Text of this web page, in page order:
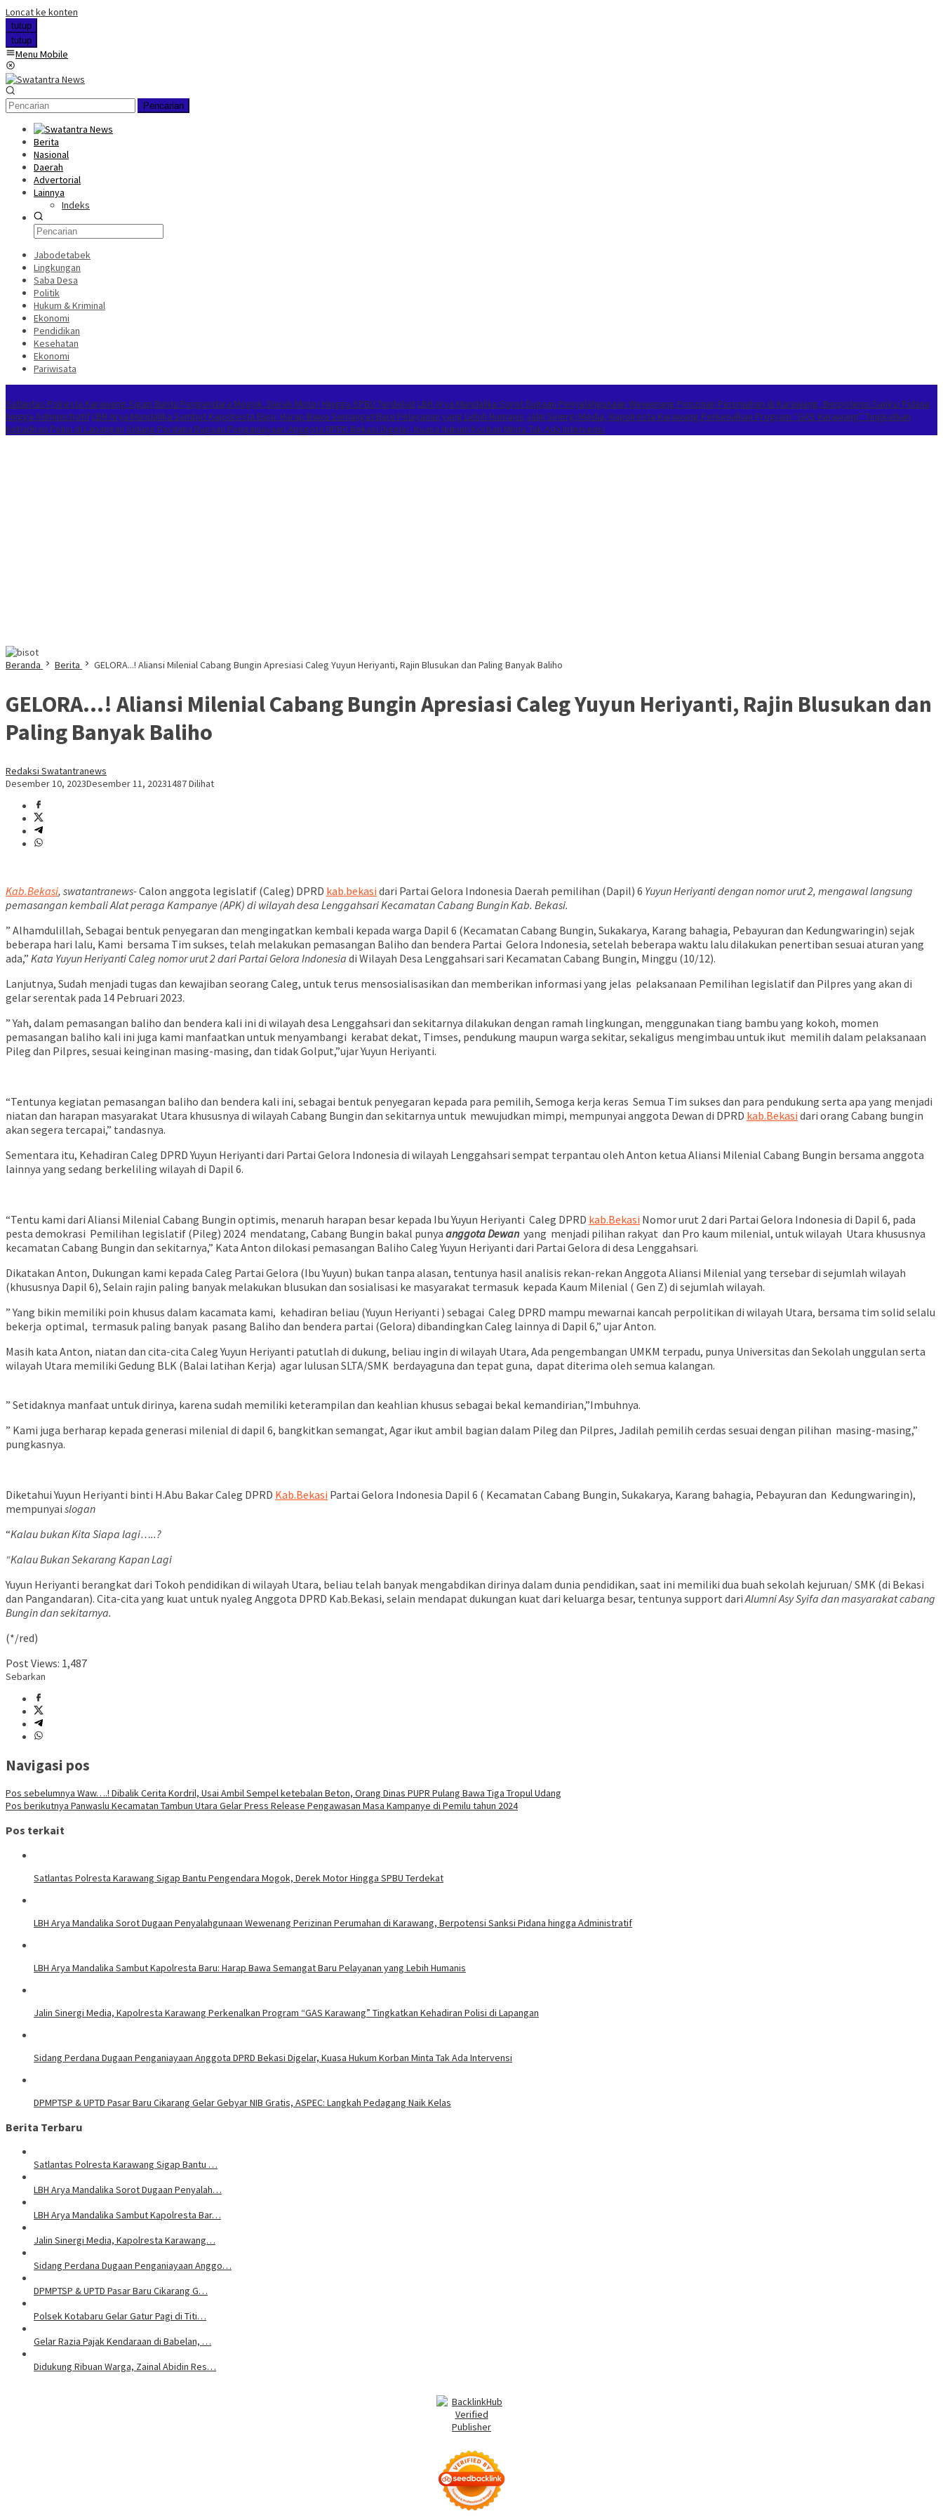
Loncat ke konten
tutup
tutup
Menu Mobile
Pencarian
Berita
Nasional
Daerah
Advertorial
Lainnya
Indeks
Jabodetabek
Lingkungan
Saba Desa
Politik
Hukum & Kriminal
Ekonomi
Pendidikan
Kesehatan
Ekonomi
Pariwisata
Satlantas Polresta Karawang Sigap Bantu Pengendara Mogok, Derek Motor Hingga SPBU Terdekat LBH Arya Mandalika Sorot Dugaan Penyalahgunaan Wewenang Perizinan Perumahan di Karawang, Berpotensi Sanksi Pidana
hingga Administratif LBH Arya Mandalika Sambut Kapolresta Baru: Harap Bawa Semangat Baru Pelayanan yang Lebih Humanis Jalin Sinergi Media, Kapolresta Karawang Perkenalkan Program “GAS Karawang” Tingkatkan
Kehadiran Polisi di Lapangan Sidang Perdana Dugaan Penganiayaan Anggota DPRD Bekasi Digelar, Kuasa Hukum Korban Minta Tak Ada Intervensi
Beranda Berita GELORA...! Aliansi Milenial Cabang Bungin Apresiasi Caleg Yuyun Heriyanti, Rajin Blusukan dan Paling Banyak Baliho
GELORA…! Aliansi Milenial Cabang Bungin Apresiasi Caleg Yuyun Heriyanti, Rajin Blusukan dan
Paling Banyak Baliho
Redaksi Swatantranews
Desember 10, 2023Desember 11, 20231487 Dilihat
Kab.Bekasi, swatantranews-Calon anggota legislatif (Caleg) DPRD kab.bekasi dari Partai Gelora Indonesia Daerah pemilihan (Dapil) 6 Yuyun Heriyantidengan nomor urut 2, mengawal langsung
pemasangan kembali Alat peraga Kampanye (APK) di wilayah desa Lenggahsari Kecamatan Cabang Bungin Kab. Bekasi.
” Alhamdulillah, Sebagai bentuk penyegaran dan mengingatkan kembali kepada warga Dapil 6 (Kecamatan Cabang Bungin, Sukakarya, Karang bahagia, Pebayuran dan Kedungwaringin) sejak
beberapa hari lalu, Kami bersama Tim sukses, telah melakukan pemasangan Baliho dan bendera Partai Gelora Indonesia, setelah beberapa waktu lalu dilakukan penertiban sesuai aturan yang
ada,” Kata Yuyun Heriyanti Caleg nomor urut 2 dari Partai Gelora Indonesia di Wilayah Desa Lenggahsari sari Kecamatan Cabang Bungin, Minggu (10/12).
Lanjutnya, Sudah menjadi tugas dan kewajiban seorang Caleg, untuk terus mensosialisasikan dan memberikan informasi yang jelas pelaksanaan Pemilihan legislatif dan Pilpres yang akan di
gelar serentak pada 14 Pebruari 2023.
” Yah, dalam pemasangan baliho dan bendera kali ini di wilayah desa Lenggahsari dan sekitarnya dilakukan dengan ramah lingkungan, menggunakan tiang bambu yang kokoh, momen
pemasangan baliho kali ini juga kami manfaatkan untuk menyambangi kerabat dekat, Timses, pendukung maupun warga sekitar, sekaligus mengimbau untuk ikut memilih dalam pelaksanaan
Pileg dan Pilpres, sesuai keinginan masing-masing, dan tidak Golput,”ujar Yuyun Heriyanti.
“Tentunya kegiatan pemasangan baliho dan bendera kali ini, sebagai bentuk penyegaran kepada para pemilih, Semoga kerja keras Semua Tim sukses dan para pendukung serta apa yang menjadi
niatan dan harapan masyarakat Utara khususnya di wilayah Cabang Bungin dan sekitarnya untuk mewujudkan mimpi, mempunyai anggota Dewan di DPRD kab.Bekasi dari orang Cabang bungin
akan segera tercapai,” tandasnya.
Sementara itu, Kehadiran Caleg DPRD Yuyun Heriyanti dari Partai Gelora Indonesia di wilayah Lenggahsari sempat terpantau oleh Anton ketua Aliansi Milenial Cabang Bungin bersama anggota
lainnya yang sedang berkeliling wilayah di Dapil 6.
“Tentu kami dari Aliansi Milenial Cabang Bungin optimis, menaruh harapan besar kepada Ibu Yuyun Heriyanti Caleg DPRD kab.Bekasi Nomor urut 2 dari Partai Gelora Indonesia di Dapil 6, pada
pesta demokrasi Pemilihan legislatif (Pileg) 2024 mendatang, Cabang Bungin bakal punya anggota Dewan yang menjadi pilihan rakyat dan Pro kaum milenial, untuk wilayah Utara khususnya
kecamatan Cabang Bungin dan sekitarnya,” Kata Anton dilokasi pemasangan Baliho Caleg Yuyun Heriyanti dari Partai Gelora di desa Lenggahsari.
Dikatakan Anton, Dukungan kami kepada Caleg Partai Gelora (Ibu Yuyun) bukan tanpa alasan, tentunya hasil analisis rekan-rekan Anggota Aliansi Milenial yang tersebar di sejumlah wilayah
(khususnya Dapil 6), Selain rajin paling banyak melakukan blusukan dan sosialisasi ke masyarakat termasuk kepada Kaum Milenial ( Gen Z) di sejumlah wilayah.
” Yang bikin memiliki poin khusus dalam kacamata kami, kehadiran beliau (Yuyun Heriyanti ) sebagai Caleg DPRD mampu mewarnai kancah perpolitikan di wilayah Utara, bersama tim solid selalu
bekerja optimal, termasuk paling banyak pasang Baliho dan bendera partai (Gelora) dibandingkan Caleg lainnya di Dapil 6,” ujar Anton.
Masih kata Anton, niatan dan cita-cita Caleg Yuyun Heriyanti patutlah di dukung, beliau ingin di wilayah Utara, Ada pengembangan UMKM terpadu, punya Universitas dan Sekolah unggulan serta
wilayah Utara memiliki Gedung BLK (Balai latihan Kerja) agar lulusan SLTA/SMK berdayaguna dan tepat guna, dapat diterima oleh semua kalangan.
” Setidaknya manfaat untuk dirinya, karena sudah memiliki keterampilan dan keahlian khusus sebagai bekal kemandirian,”Imbuhnya.
” Kami juga berharap kepada generasi milenial di dapil 6, bangkitkan semangat, Agar ikut ambil bagian dalam Pileg dan Pilpres, Jadilah pemilih cerdas sesuai dengan pilihan masing-masing,”
pungkasnya.
Diketahui Yuyun Heriyanti binti H.Abu Bakar Caleg DPRD Kab.Bekasi Partai Gelora Indonesia Dapil 6 ( Kecamatan Cabang Bungin, Sukakarya, Karang bahagia, Pebayuran dan Kedungwaringin),
mempunyai slogan
“Kalau bukan Kita Siapa lagi…..?
“Kalau Bukan Sekarang Kapan Lagi
Yuyun Heriyanti berangkat dari Tokoh pendidikan di wilayah Utara, beliau telah banyak mengabdikan dirinya dalam dunia pendidikan, saat ini memiliki dua buah sekolah kejuruan/ SMK (di Bekasi
dan Pangandaran). Cita-cita yang kuat untuk nyaleg Anggota DPRD Kab.Bekasi, selain mendapat dukungan kuat dari keluarga besar, tentunya support dariAlumni Asy Syifa dan masyarakat cabang
Bungin dan sekitarnya.
(*/red)
Post Views: 1,487
Sebarkan
Navigasi pos
Pos sebelumnya Waw….! Dibalik Cerita Kordril, Usai Ambil Sempel ketebalan Beton, Orang Dinas PUPR Pulang Bawa Tiga Tropul Udang
Pos berikutnya Panwaslu Kecamatan Tambun Utara Gelar Press Release Pengawasan Masa Kampanye di Pemilu tahun 2024
Pos terkait
Satlantas Polresta Karawang Sigap Bantu Pengendara Mogok, Derek Motor Hingga SPBU Terdekat
LBH Arya Mandalika Sorot Dugaan Penyalahgunaan Wewenang Perizinan Perumahan di Karawang, Berpotensi Sanksi Pidana hingga Administratif
LBH Arya Mandalika Sambut Kapolresta Baru: Harap Bawa Semangat Baru Pelayanan yang Lebih Humanis
Jalin Sinergi Media, Kapolresta Karawang Perkenalkan Program “GAS Karawang” Tingkatkan Kehadiran Polisi di Lapangan
Sidang Perdana Dugaan Penganiayaan Anggota DPRD Bekasi Digelar, Kuasa Hukum Korban Minta Tak Ada Intervensi
DPMPTSP & UPTD Pasar Baru Cikarang Gelar Gebyar NIB Gratis, ASPEC: Langkah Pedagang Naik Kelas
Berita Terbaru
Satlantas Polresta Karawang Sigap Bantu …
LBH Arya Mandalika Sorot Dugaan Penyalah…
LBH Arya Mandalika Sambut Kapolresta Bar…
Jalin Sinergi Media, Kapolresta Karawang…
Sidang Perdana Dugaan Penganiayaan Anggo…
DPMPTSP & UPTD Pasar Baru Cikarang G…
Polsek Kotabaru Gelar Gatur Pagi di Titi…
Gelar Razia Pajak Kendaraan di Babelan, …
Didukung Ribuan Warga, Zainal Abidin Res…